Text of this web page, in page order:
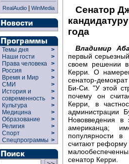
RealAudio| WinMedia
Темы дня
>
Наши гости
>
Права человека >
Россия
>
Время и Мир
>
СМИ
>
История и
современность
>
>
Культура
>
Медицина
>
Образование
>
Религия
>
Спорт
>
Спецпрограммы >
Сенатор
года
Владимир
первый
своем решении
Керри. О
сенатор-
Би-Си. "У этой
почему он
Керри, в
администрации
Нововведения в
американца;
популярности в
считают реформу
сенатор Керри.